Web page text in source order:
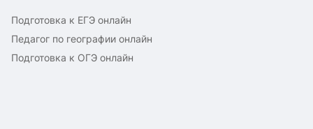
Подготовка к ЕГЭ онлайн
Педагог по географии онлайн
Подготовка к ОГЭ онлайн